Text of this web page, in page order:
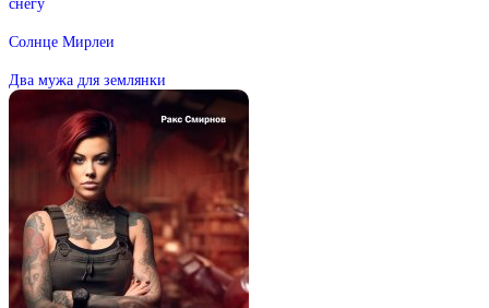
Солнце Мирлеи
Два мужа для землянки